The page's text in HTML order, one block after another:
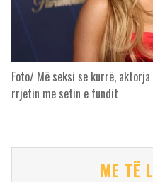
Foto/ Më seksi se kurrë,
rrjetin me setin e fundit
ME TË